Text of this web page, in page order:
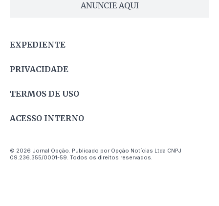
ANUNCIE AQUI
EXPEDIENTE
PRIVACIDADE
TERMOS DE USO
ACESSO INTERNO
© 2026 Jornal Opção. Publicado por Opção Notícias Ltda CNPJ
09.236.355/0001-59. Todos os direitos reservados.